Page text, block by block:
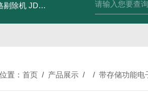
剔除机 JDT-GT-A8E儿童玩具包装合规检测秤漏装配件报警滚筒称
置：首页 / 产品展示 / /带存储功能电